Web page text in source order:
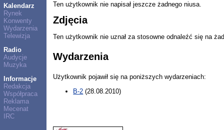
Kalendarz
Rynek
Konwenty
Wydarzenia
Telewizja
Radio
Audycje
Muzyka
Informacje
Redakcja
Współpraca
Reklama
Mecenat
IRC
Ten użytkownik nie napisał jeszcze żadnego niusa.
Zdjęcia
Ten użytkownik nie uznał za stosowne odnaleźć się na
Wydarzenia
Użytkownik pojawił się na poniższych wydarzeniach:
B-2 (28.08.2010)